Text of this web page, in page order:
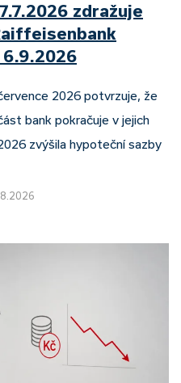
zdražuje
2026 potvrzuje, že
bank pokračuje v jejich
zvýšila hypoteční sazby